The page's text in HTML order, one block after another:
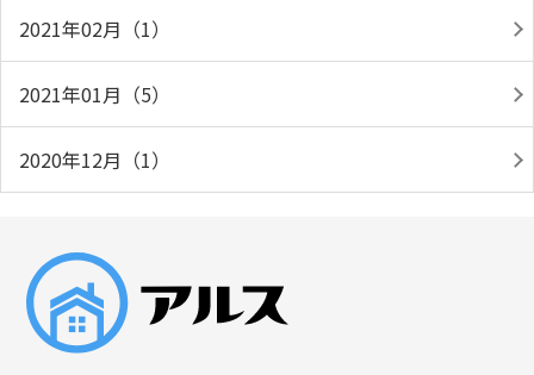
2021年02月（1）
2021年01月（5）
2020年12月（1）